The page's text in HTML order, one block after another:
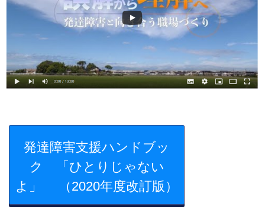
発達障害支援ハンドブッ
ク 「ひとりじゃない
よ」 （2020年度改訂版）